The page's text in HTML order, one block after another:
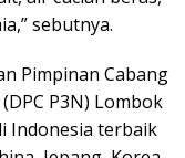
sebutnya.
Pimpinan Cabang
P3N) Lombok
Indonesia terbaik